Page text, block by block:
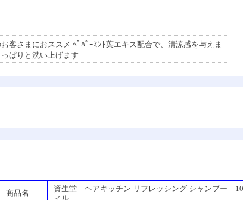
客さまにおススメ ﾍﾟﾊﾟｰﾐﾝﾄ葉エキス配合で、清涼感を与えま
ぱりと洗い上げます
商品名
資生堂 ヘアキッチン リフレッシング シャンプー
ィル